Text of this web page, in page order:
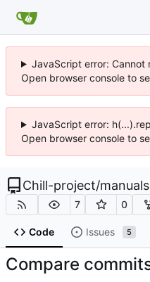
JavaScript error:
Open browser console to
JavaScript error:
Open browser console to
Chill-project/manuals
7 0
Code Issues 5
Compare